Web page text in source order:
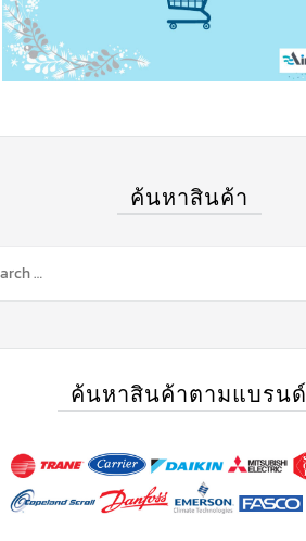
ค้นหาสินค้า
ค้นหาสินค้าตามแบรนด์